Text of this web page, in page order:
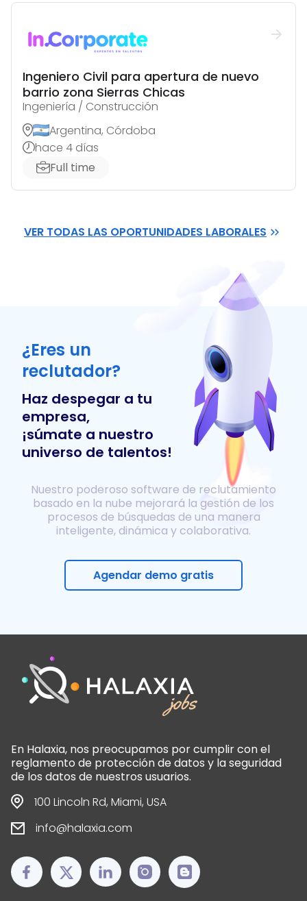
Ingeniero Civil para apertura de nuevo
barrio zona Sierras Chicas
Ingeniería / Construcción
Argentina, Córdoba
hace 4 días
Full time
VER TODAS LAS OPORTUNIDADES LABORALES
¿Eres un
reclutador?
Haz despegar a tu
empresa,
¡súmate a nuestro
universo de talentos!
Nuestro poderoso software de reclutamiento
basado en la nube mejorará la gestión de los
procesos de búsquedas de una manera
inteligente, dinámica y colaborativa.
Agendar demo gratis
En Halaxia, nos preocupamos por cumplir con el
reglamento de protección de datos y la seguridad
de los datos de nuestros usuarios.
100 Lincoln Rd, Miami, USA
info@halaxia.com